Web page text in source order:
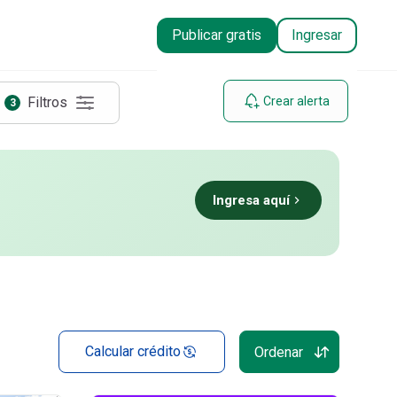
3 Filtros Crear alerta
Calcular crédito Ordenar
Ingresa aquí
Publicar gratis Ingresar